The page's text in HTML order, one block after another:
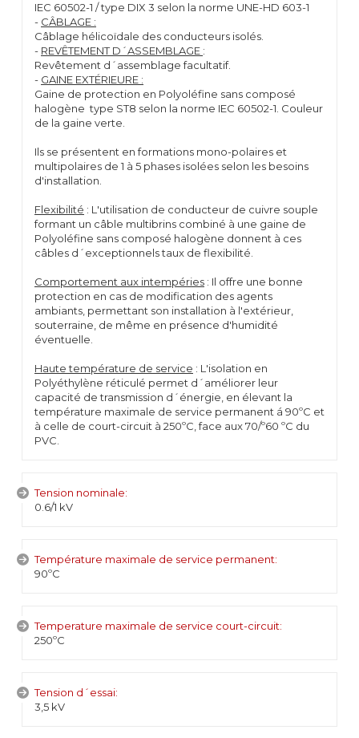
IEC 60502-1 / type DIX 3 selon la norme UNE-HD 603-1
- CÂBLAGE :
Câblage hélicoïdale des conducteurs isolés.
- REVÊTEMENT D´ASSEMBLAGE :
Revêtement d´assemblage facultatif.
- GAINE EXTÉRIEURE :
Gaine de protection en Polyoléfine sans composé
halogène type ST8 selon la norme IEC 60502-1. Couleur
de la gaine verte.
Ils se présentent en formations mono-polaires et
multipolaires de 1 à 5 phases isolées selon les besoins
d'installation.
Flexibilité : L'utilisation de conducteur de cuivre souple
formant un câble multibrins combiné à une gaine de
Polyoléfine sans composé halogène donnent à ces
câbles d´exceptionnels taux de flexibilité.
Comportement aux intempéries : Il offre une bonne
protection en cas de modification des agents
ambiants, permettant son installation à l'extérieur,
souterraine, de même en présence d'humidité
éventuelle.
Haute température de service : L'isolation en
Polyéthylène réticulé permet d´améliorer leur
capacité de transmission d´énergie, en élevant la
température maximale de service permanent á 90ºC et
à celle de court-circuit à 250ºC, face aux 70/º60 ºC du
PVC.
Tension nominale:
0.6/1 kV
Température maximale de service permanent:
90ºC
Temperature maximale de service court-circuit:
250ºC
Tension d´essai:
3,5 kV